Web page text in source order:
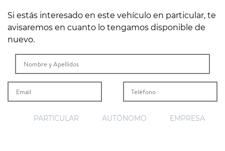
Si estás interesado en este vehículo en particular, te
avisaremos en cuanto lo tengamos disponible de
nuevo.
PARTICULAR AUTÓNOMO EMPRESA